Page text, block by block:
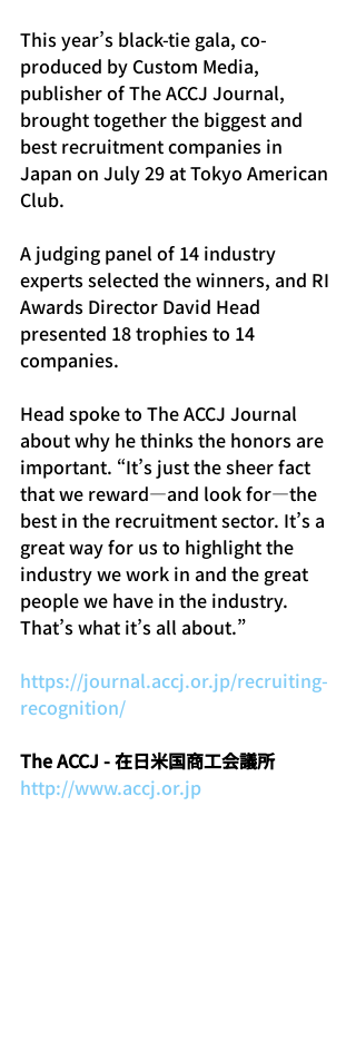
This year’s black-tie gala, co-
produced by Custom Media,
publisher of The ACCJ Journal,
brought together the biggest and
best recruitment companies in
Japan on July 29 at Tokyo American
Club.
A judging panel of 14 industry
experts selected the winners, and RI
Awards Director David Head
presented 18 trophies to 14
companies.
Head spoke to The ACCJ Journal
about why he thinks the honors are
important. “It’s just the sheer fact
that we reward—and look for—the
best in the recruitment sector. It’s a
great way for us to highlight the
industry we work in and the great
people we have in the industry.
That’s what it’s all about.”
https://journal.accj.or.jp/recruiting-
recognition/
The ACCJ - 在日米国商工会議所
http://www.accj.or.jp